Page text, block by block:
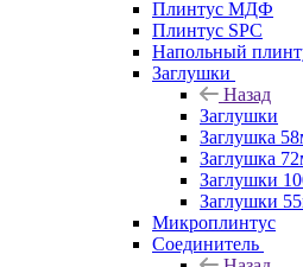
Плинтус МДФ
Плинтус SPC
Напольный
Заглушки
Назад
Заглушки
Заглушка
Заглушка
Заглушки
Заглушки
Микроплинтус
Соединитель